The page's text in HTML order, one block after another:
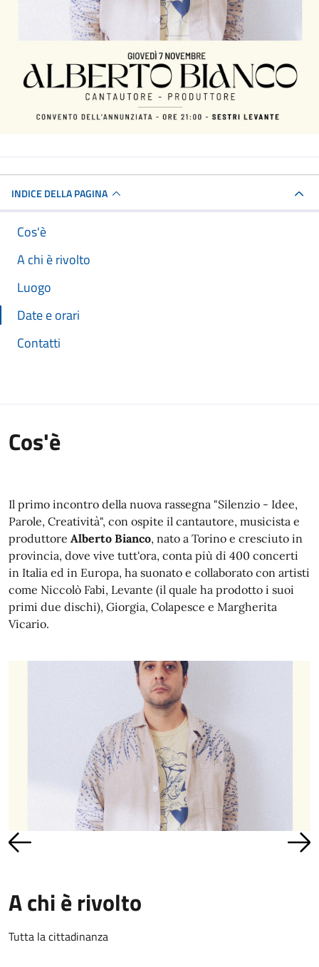
INDICE DELLA PAGINA
Cos'è
A chi è rivolto
Luogo
Date e orari
Contatti
Cos'è
Il primo incontro della nuova rassegna "Silenzio - Idee,
Parole, Creatività", con ospite il cantautore, musicista e
produttore Alberto Bianco, nato a Torino e cresciuto in
provincia, dove vive tutt'ora, conta più di 400 concerti
in Italia ed in Europa, ha suonato e collaborato con artisti
come Niccolò Fabi, Levante (il quale ha prodotto i suoi
primi due dischi), Giorgia, Colapesce e Margherita
Vicario.
A chi è rivolto
Tutta la cittadinanza